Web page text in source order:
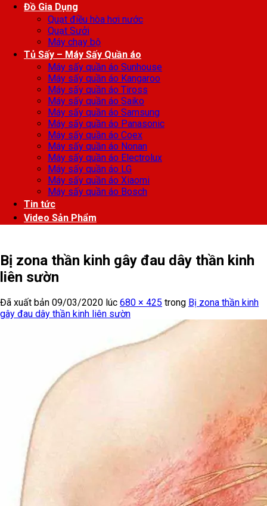
Đồ Gia Dụng
Quạt điều hòa hơi nước
Quạt Sưởi
Máy chạy bộ
Tủ Sấy – Máy Sấy Quần áo
Máy sấy quần áo Sunhouse
Máy sấy quần áo Kangaroo
Máy sấy quần áo Tiross
Máy sấy quần áo Saiko
Máy sấy quần áo Samsung
Máy sấy quần áo Panasonic
Máy sấy quần áo Coex
Máy sấy quần áo Nonan
Máy sấy quần áo Electrolux
Máy sấy quần áo LG
Máy sấy quần áo Xiaomi
Máy sấy quần áo Bosch
Tin tức
Video Sản Phẩm
Bị zona thần kinh gây đau dây thần kinh
liên sườn
Đã xuất bản 09/03/2020 lúc 680 × 425 trong Bị zona thần kinh
gây đau dây thần kinh liên sườn